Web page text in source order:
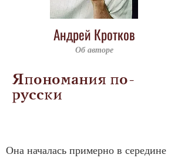
Андрей Кротков
Об авторе
Япономания по-
русски
Она началась примерно в середине